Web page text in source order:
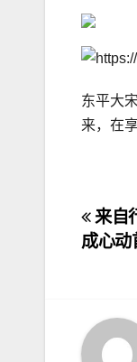
东平大
来，在
文
章
航
来自
成心动